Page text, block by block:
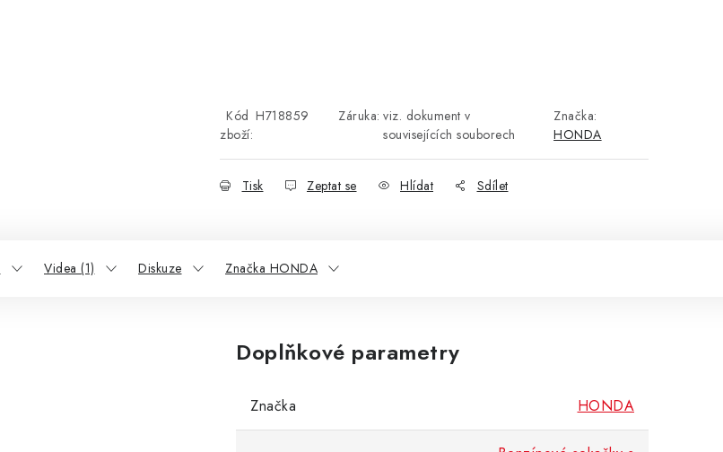
Kód
zboží:
H718859 Záruka: viz. dokument v
souvisejících souborech
Značka:
HONDA
Tisk Zeptat se Hlídat Sdílet
Videa (1) Diskuze Značka HONDA
Doplňkové parametry
Značka HONDA